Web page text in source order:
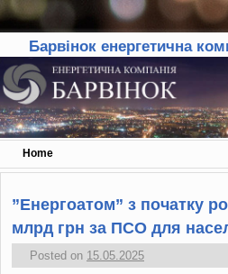
Барвінок енергетична
Home
Skip to primary content
Skip to secondary content
”Енергоатом” з початку
млрд грн за ПСО для
Posted on 15.05.2025